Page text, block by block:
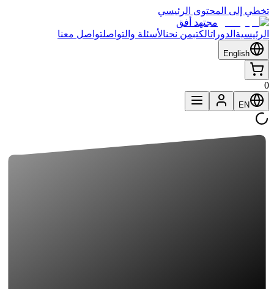
تخطي إلى المحتوى الرئيسي
مجتهد أفق
الرئيسية الدوراتالكتبمن نحنالأسئلة والتواصلتواصل معنا
English
0
EN